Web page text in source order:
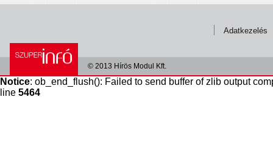
Adatkezelés
© 2013 Hírös Modul Kft.
Notice: ob_end_flush(): Failed to send buffer of zlib output
line 5464